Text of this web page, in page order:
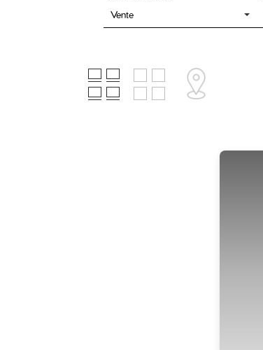
Vente